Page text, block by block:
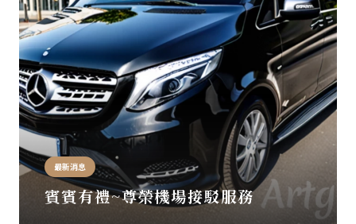
最新消息
賓賓有禮~尊榮機場接駁服務